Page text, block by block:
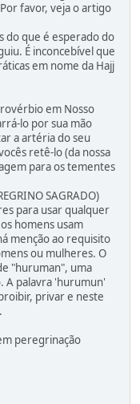
favor, veja o artigo
do que é esperado do
É inconcebível que
em nome da Hajj
em Nosso
lo por sua mão
a artéria do seu
retê-lo (da nossa
para os tementes
SAGRADO)
para usar qualquer
homens usam
menção ao requisito
ou mulheres. O
"huruman", uma
A palavra 'hurumun'
privar e neste
peregrinação